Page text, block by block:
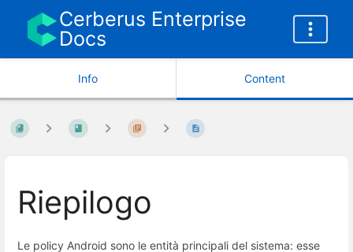
Cerberus Enterprise
Docs
Info Content
Riepilogo
Le policy Android sono le entità principali del sistema: esse